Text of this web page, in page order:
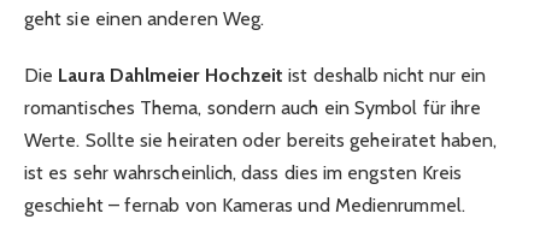
geht sie einen anderen Weg.
Die Laura Dahlmeier Hochzeit ist deshalb nicht nur ein
romantisches Thema, sondern auch ein Symbol für ihre
Werte. Sollte sie heiraten oder bereits geheiratet haben,
ist es sehr wahrscheinlich, dass dies im engsten Kreis
geschieht – fernab von Kameras und Medienrummel.